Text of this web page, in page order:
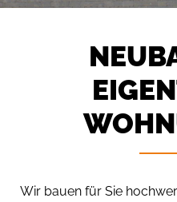
Wir bauen für Sie